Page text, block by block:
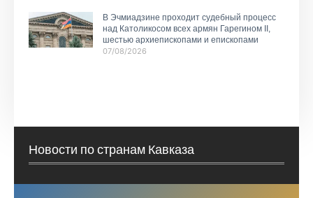
В Эчмиадзине проходит судебный процесс
над Католикосом всех армян Гарегином II,
шестью архиепископами и епископами
07/08/2026
Новости по странам Кавказа